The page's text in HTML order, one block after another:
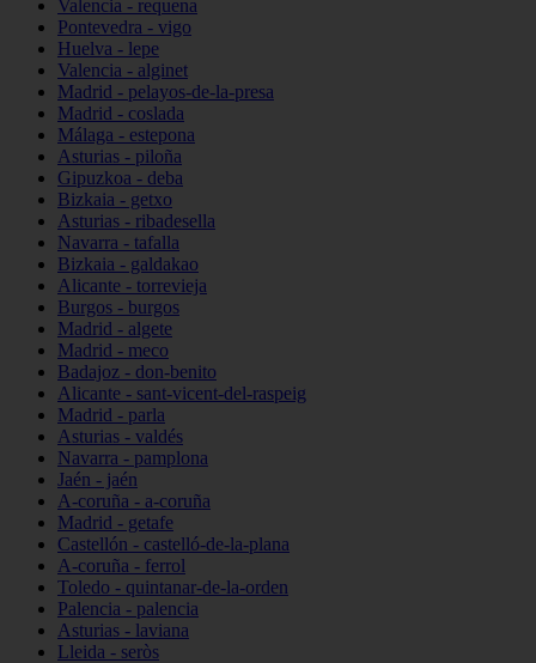
Valencia - requena
Pontevedra - vigo
Huelva - lepe
Valencia - alginet
Madrid - pelayos-de-la-presa
Madrid - coslada
Málaga - estepona
Asturias - piloña
Gipuzkoa - deba
Bizkaia - getxo
Asturias - ribadesella
Navarra - tafalla
Bizkaia - galdakao
Alicante - torrevieja
Burgos - burgos
Madrid - algete
Madrid - meco
Badajoz - don-benito
Alicante - sant-vicent-del-raspeig
Madrid - parla
Asturias - valdés
Navarra - pamplona
Jaén - jaén
A-coruña - a-coruña
Madrid - getafe
Castellón - castelló-de-la-plana
A-coruña - ferrol
Toledo - quintanar-de-la-orden
Palencia - palencia
Asturias - laviana
Lleida - seròs